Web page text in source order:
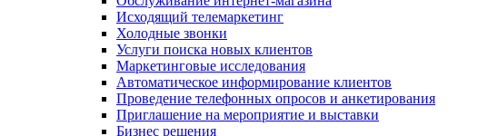
Исходящий телемаркетинг
Холодные звонки
Услуги поиска новых клиентов
Маркетинговые исследования
Автоматическое информирование клиентов
Проведение телефонных опросов и анкетирования
Приглашение на мероприятие и выставки
Бизнес решения